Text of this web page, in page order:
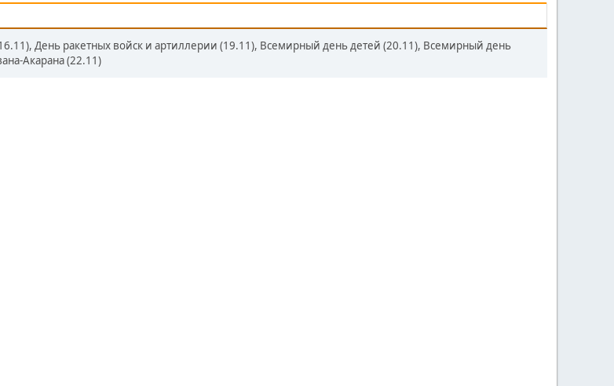
День ракетных войск и артиллерии (19.11), Всемирный день детей (20.11), Всемирный день
Акарана (22.11)